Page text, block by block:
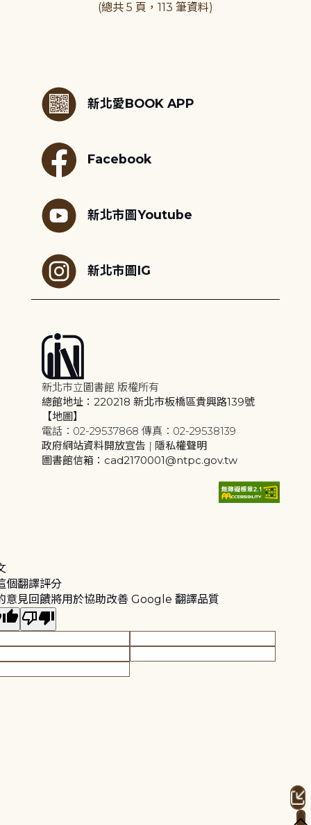
(總共 5 頁，113 筆資料)
新北愛BOOK APP
Facebook
新北市圖Youtube
新北市圖IG
新北市立圖書館 版權所有
總館地址：220218 新北市板橋區貴興路139號
【地圖】
電話：02-29537868 傳真：02-29538139
政府網站資料開放宣告 | 隱私權聲明
圖書館信箱：cad2170001@ntpc.gov.tw
個翻譯評分
意見回饋將用於協助改善 Google 翻譯品質